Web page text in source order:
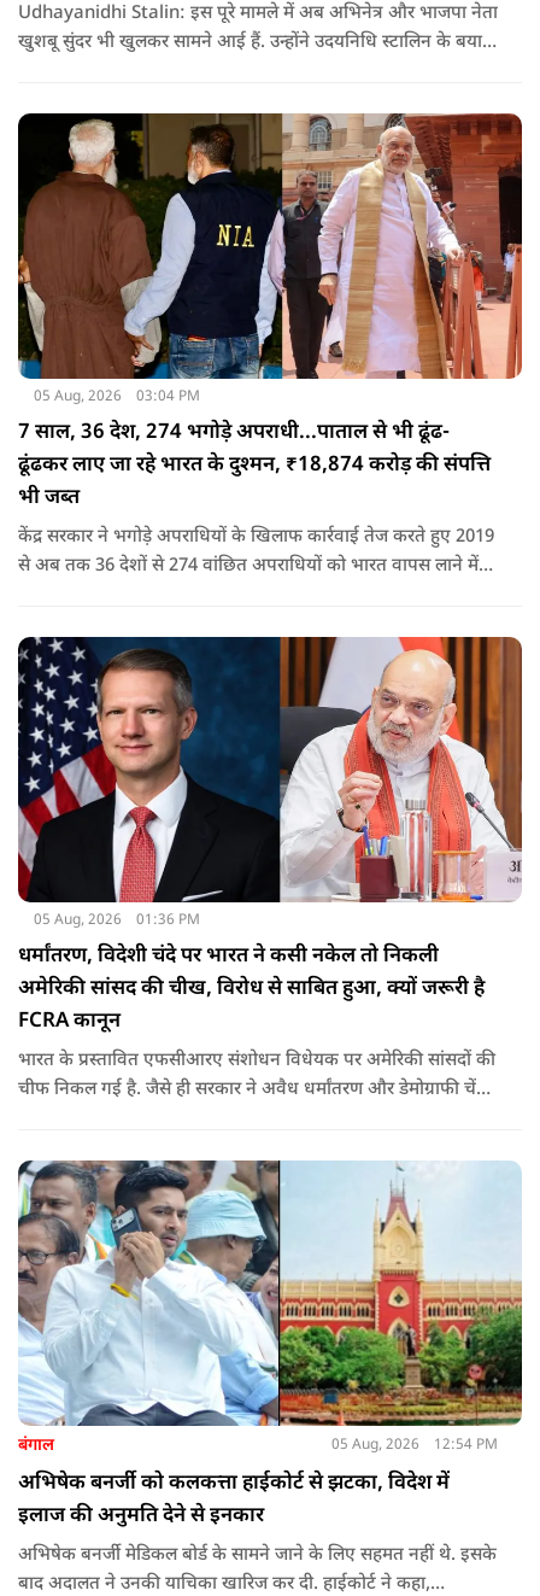
Udhayanidhi Stalin: इस पूरे मामले में अब अभिनेत्र और भाजपा नेता
खुशबू सुंदर भी खुलकर सामने आई हैं. उन्होंने उदयनिधि स्टालिन के बयान
नहीं है.
05 Aug, 2026 03:04 PM
7 साल, 36 देश, 274 भगोड़े अपराधी...पाताल से भी ढूंढ-
ढूंढकर लाए जा रहे भारत के दुश्मन, ₹18,874 करोड़ की संपत्ति
भी जब्त
केंद्र सरकार ने भगोड़े अपराधियों के खिलाफ कार्रवाई तेज करते हुए 2019
से अब तक 36 देशों से 274 वांछित अपराधियों को भारत वापस लाने में
दुश्मन वापस लाए जा रहे हैं.
05 Aug, 2026 01:36 PM
धर्मांतरण, विदेशी चंदे पर भारत ने कसी नकेल तो निकली
अमेरिकी सांसद की चीख, विरोध से साबित हुआ, क्यों जरूरी है
FCRA कानून
भारत के प्रस्तावित एफसीआरए संशोधन विधेयक पर अमेरिकी सांसदों की
चीफ निकल गई है. जैसे ही सरकार ने अवैध धर्मांतरण और डेमोग्राफी चेंज
जरूरी है.
बंगाल 05 Aug, 2026 12:54 PM
अभिषेक बनर्जी को कलकत्ता हाईकोर्ट से झटका, विदेश में
इलाज की अनुमति देने से इनकार
अभिषेक बनर्जी मेडिकल बोर्ड के सामने जाने के लिए सहमत नहीं थे. इसके
बाद अदालत ने उनकी याचिका खारिज कर दी. हाईकोर्ट ने कहा,